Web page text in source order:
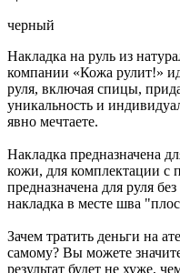
черный
Накладка на руль из
компании «Кожа рулит!»
руля, включая спицы,
уникальность и
явно мечтаете.
Накладка предназначена
кожи, для комплектации с
предназначена для руля
накладка в месте шва
Зачем тратить деньги на
самому? Вы можете
результат будет не хуже,